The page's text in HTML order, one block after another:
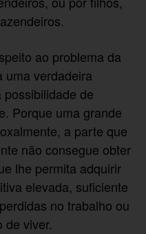
ao problema da
uma verdadeira
de
Porque uma grande
a parte que
não consegue obter
lhe permita adquirir
elevada, suficiente
no trabalho ou
de viver.